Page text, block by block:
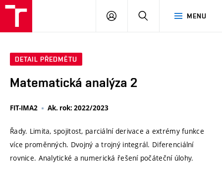
MENU
PŘIHLÁSIT
DETAIL PŘEDMĚTU
Matematická analýza 2
FIT-IMA2 Ak. rok: 2022/2023
Řady. Limita, spojitost, parciální derivace a extrémy funkce
více proměnných. Dvojný a trojný integrál. Diferenciální
rovnice. Analytické a numerická řešení počáteční úlohy.